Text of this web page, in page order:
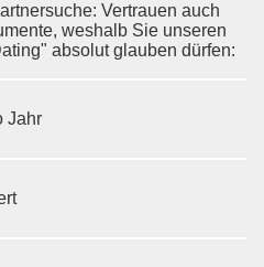
Vertrauen auch
weshalb Sie unseren
absolut glauben dürfen:
Jahr